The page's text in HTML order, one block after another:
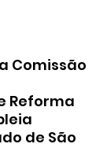
Comissão
Reforma
de São